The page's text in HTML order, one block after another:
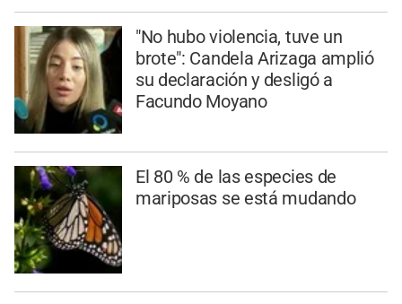
"No hubo violencia, tuve un
brote": Candela Arizaga amplió
su declaración y desligó a
Facundo Moyano
El 80 % de las especies de
mariposas se está mudando